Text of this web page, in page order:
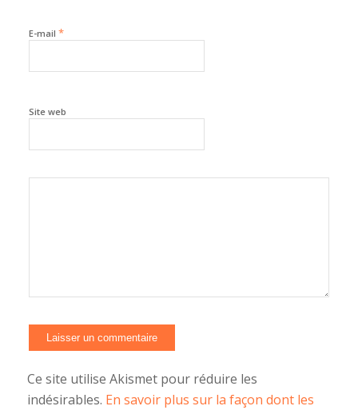
E-mail *
Site web
Alternative:
Ce site utilise Akismet pour réduire les
indésirables. En savoir plus sur la façon dont les